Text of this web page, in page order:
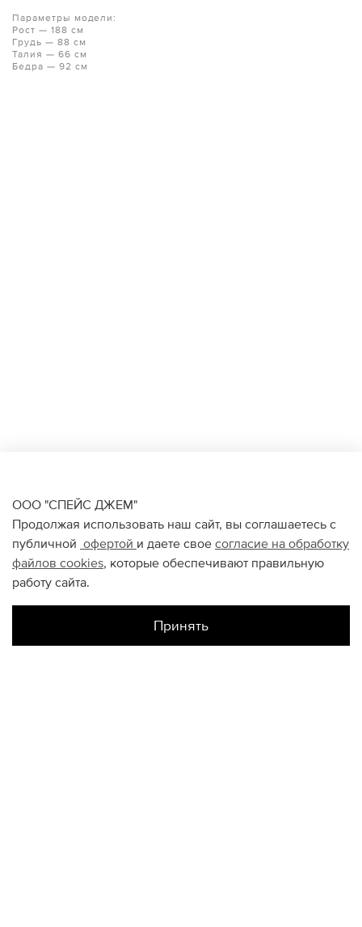
Параметры модели:
Рост — 188 см
Грудь — 88 см
Талия — 66 см
Бедра — 92 см
ООО "СПЕЙС ДЖЕМ"
Продолжая использовать наш сайт, вы соглашаетесь с
публичной офертой и даете свое согласие на обработку
файлов cookies, которые обеспечивают правильную
работу сайта.
Принять